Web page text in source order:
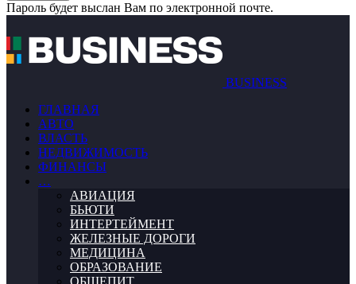
Пароль будет выслан Вам по электронной почте.
BUSINESS
ГЛАВНАЯ
АВТО
ВЛАСТЬ
НЕДВИЖИМОСТЬ
ФИНАНСЫ
…
АВИАЦИЯ
БЬЮТИ
ИНТЕРТЕЙМЕНТ
ЖЕЛЕЗНЫЕ ДОРОГИ
МЕДИЦИНА
ОБРАЗОВАНИЕ
ОБЩЕПИТ